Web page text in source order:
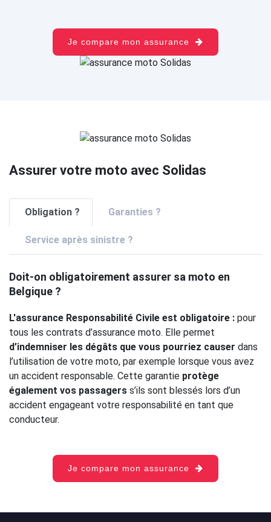
Je compare mon assurance
Assurer votre moto avec Solidas
Obligation ? Garanties ?
Service après sinistre ?
Doit-on obligatoirement assurer sa moto en
Belgique ?
L'assurance Responsabilité Civile est obligatoire : pour
tous les contrats d’assurance moto. Elle permet
d’indemniser les dégâts que vous pourriez causer dans
l’utilisation de votre moto, par exemple lorsque vous avez
un accident responsable. Cette garantie protège
également vos passagers s’ils sont blessés lors d’un
accident engageant votre responsabilité en tant que
conducteur.
Je compare mon assurance